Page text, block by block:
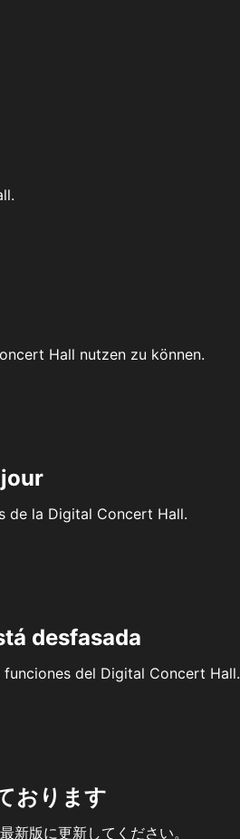
Hall nutzen zu können.
de la Digital Concert Hall.
desfasada
del Digital Concert Hall.
おります
新版に更新してください。